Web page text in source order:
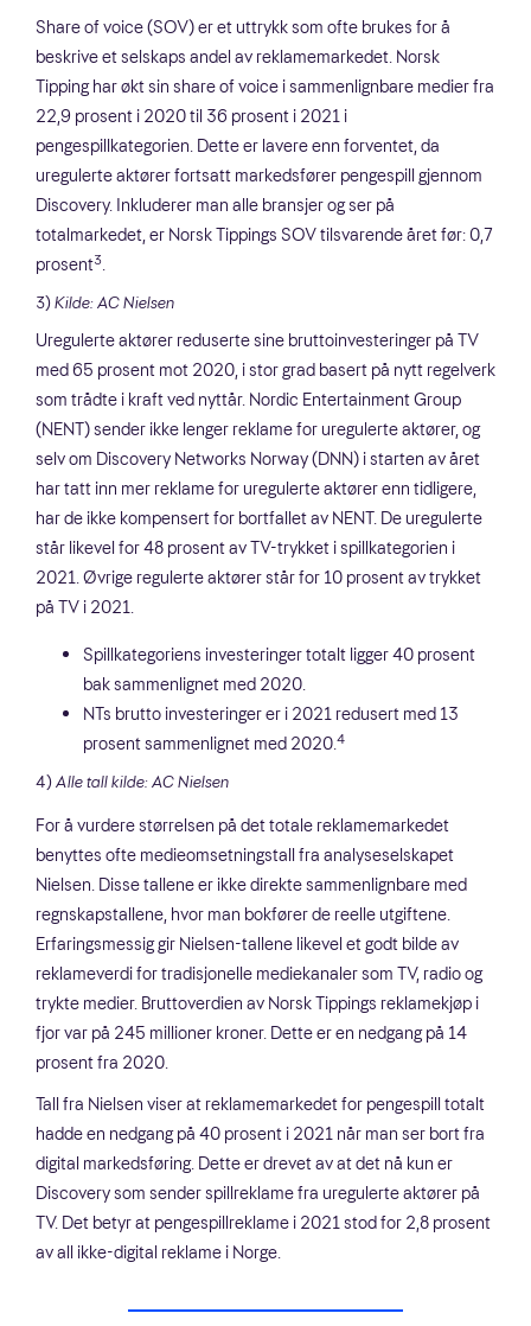
Share of voice (SOV) er et uttrykk som ofte brukes for å
beskrive et selskaps andel av reklamemarkedet. Norsk
Tipping har økt sin share of voice i sammenlignbare medier fra
22,9 prosent i 2020 til 36 prosent i 2021 i
pengespillkategorien. Dette er lavere enn forventet, da
uregulerte aktører fortsatt markedsfører pengespill gjennom
Discovery. Inkluderer man alle bransjer og ser på
totalmarkedet, er Norsk Tippings SOV tilsvarende året før: 0,7
prosent3.
3)Kilde: AC Nielsen
Uregulerte aktører reduserte sine bruttoinvesteringer på TV
med 65 prosent mot 2020, i stor grad basert på nytt regelverk
som trådte i kraft ved nyttår. Nordic Entertainment Group
(NENT) sender ikke lenger reklame for uregulerte aktører, og
selv om Discovery Networks Norway (DNN) i starten av året
har tatt inn mer reklame for uregulerte aktører enn tidligere,
har de ikke kompensert for bortfallet av NENT. De uregulerte
står likevel for 48 prosent av TV-trykket i spillkategorien i
2021. Øvrige regulerte aktører står for 10 prosent av trykket
på TV i 2021.
Spillkategoriens investeringer totalt ligger 40 prosent
bak sammenlignet med 2020.
NTs brutto investeringer er i 2021 redusert med 13
prosent sammenlignet med 2020.4
4)Alle tall kilde: AC Nielsen
For å vurdere størrelsen på det totale reklamemarkedet
benyttes ofte medieomsetningstall fra analyseselskapet
Nielsen. Disse tallene er ikke direkte sammenlignbare med
regnskapstallene, hvor man bokfører de reelle utgiftene.
Erfaringsmessig gir Nielsen-tallene likevel et godt bilde av
reklameverdi for tradisjonelle mediekanaler som TV, radio og
trykte medier. Bruttoverdien av Norsk Tippings reklamekjøp i
fjor var på 245 millioner kroner. Dette er en nedgang på 14
prosent fra 2020.
Tall fra Nielsen viser at reklamemarkedet for pengespill totalt
hadde en nedgang på 40 prosent i 2021 når man ser bort fra
digital markedsføring. Dette er drevet av at det nå kun er
Discovery som sender spillreklame fra uregulerte aktører på
TV. Det betyr at pengespillreklame i 2021 stod for 2,8 prosent
av all ikke-digital reklame i Norge.